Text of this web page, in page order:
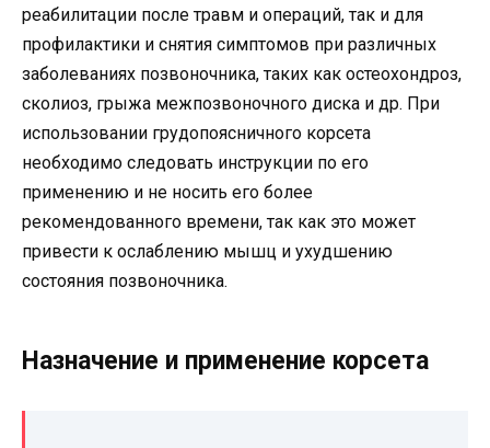
реабилитации после травм и операций, так и для
профилактики и снятия симптомов при различных
заболеваниях позвоночника, таких как остеохондроз,
сколиоз, грыжа межпозвоночного диска и др. При
использовании грудопоясничного корсета
необходимо следовать инструкции по его
применению и не носить его более
рекомендованного времени, так как это может
привести к ослаблению мышц и ухудшению
состояния позвоночника.
Назначение и применение корсета